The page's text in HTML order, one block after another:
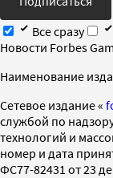
Все сразу
Новости Forbes
Наименование
Cетевое издание «
службой по
технологий и
номер и дата
ФС77-82431 от 23